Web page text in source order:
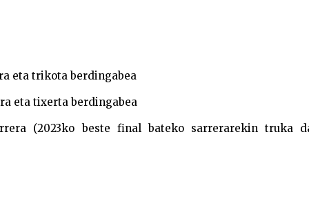
eta trikota berdingabea
eta tixerta berdingabea
(2023ko beste final bateko sarrerarekin truka